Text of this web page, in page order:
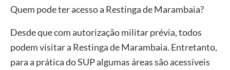
Quem pode ter acesso a Restinga de Marambaia?
Desde que com autorização militar prévia, todos
podem visitar a Restinga de Marambaia. Entretanto,
para a prática do SUP algumas áreas são acessíveis